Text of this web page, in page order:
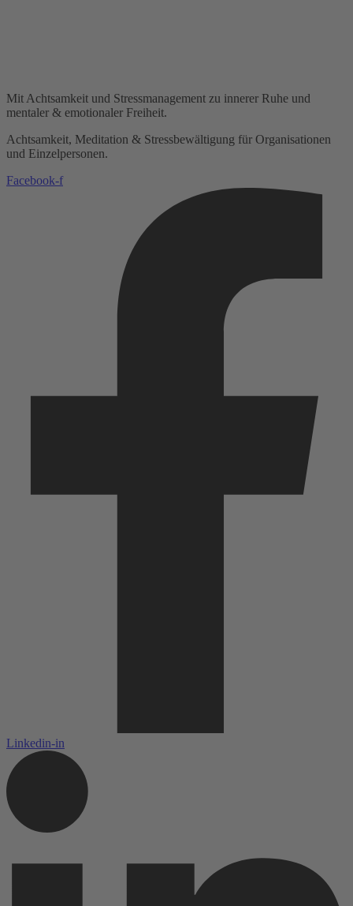
Mit Achtsamkeit und Stressmanagement zu innerer Ruhe und
mentaler & emotionaler Freiheit.
Achtsamkeit, Meditation & Stressbewältigung für Organisationen
und Einzelpersonen.
Facebook-f
Linkedin-in